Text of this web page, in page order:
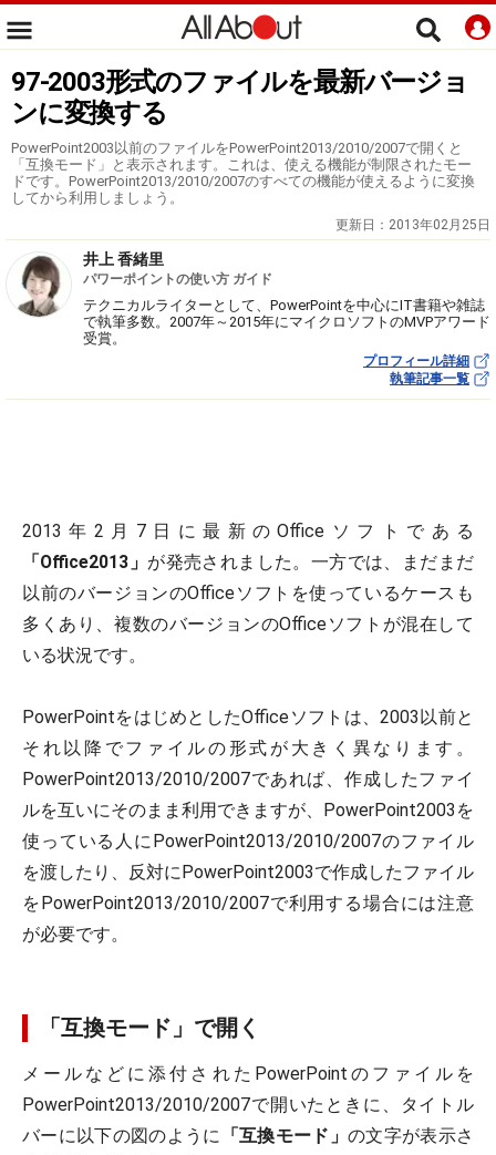
97-2003形式のファイルを最新バージョ
ンに変換する
PowerPoint2003以前のファイルをPowerPoint2013/2010/2007で開くと
「互換モード」と表示されます。これは、使える機能が制限されたモー
ドです。PowerPoint2013/2010/2007のすべての機能が使えるように変換
してから利用しましょう。
更新日： 2013年02月25日
井上 香緒里
パワーポイントの使い方 ガイド
テクニカルライターとして、PowerPointを中心にIT書籍や雑誌
で執筆多数。2007年～2015年にマイクロソフトのMVPアワード
受賞。
プロフィール詳細
執筆記事一覧
2013年2月7日に最新のOfficeソフトである
「Office2013」 が発売されました。一方では、まだまだ
以前のバージョンのOfficeソフトを使っているケースも
多くあり、複数のバージョンのOfficeソフトが混在して
いる状況です。
PowerPointをはじめとしたOfficeソフトは、2003以前と
それ以降でファイルの形式が大きく異なります。
PowerPoint2013/2010/2007であれば、作成したファイ
ルを互いにそのまま利用できますが、PowerPoint2003を
使っている人にPowerPoint2013/2010/2007のファイル
を渡したり、反対にPowerPoint2003で作成したファイル
をPowerPoint2013/2010/2007で利用する場合には注意
が必要です。
「互換モード」で開く
メールなどに添付されたPowerPointのファイルを
PowerPoint2013/2010/2007で開いたときに、タイトル
バーに以下の図のように 「互換モード」の文字が表示さ